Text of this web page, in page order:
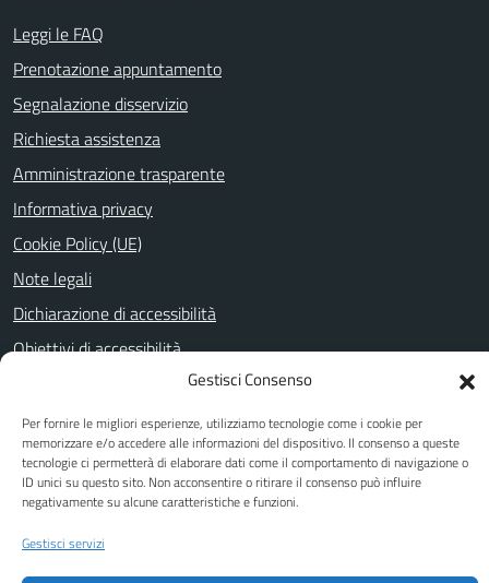
Gestisci Consenso
Per fornire le migliori esperienze, utilizziamo tecnologie come i cookie per
memorizzare e/o accedere alle informazioni del dispositivo. Il consenso a queste
tecnologie ci permetterà di elaborare dati come il comportamento di navigazione o
ID unici su questo sito. Non acconsentire o ritirare il consenso può influire
negativamente su alcune caratteristiche e funzioni.
Gestisci servizi
Leggi le FAQ
Prenotazione appuntamento
Segnalazione disservizio
Richiesta assistenza
Amministrazione trasparente
Informativa privacy
Cookie Policy (UE)
Note legali
Dichiarazione di accessibilità
Obiettivi di accessibilità
SEGUICI SU
FacebookYoutube